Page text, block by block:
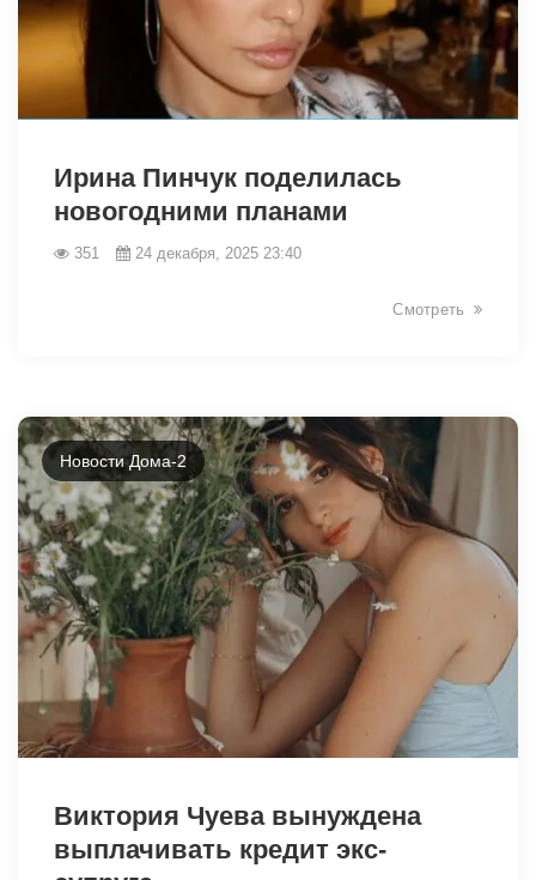
Ирина Пинчук поделилась
новогодними планами
351 24 декабря, 2025 23:40
Смотреть
Новости Дома-2
Виктория Чуева вынуждена
выплачивать кредит экс-